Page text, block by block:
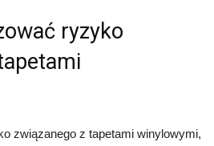
ryzyko
związanego z tapetami winylowymi,